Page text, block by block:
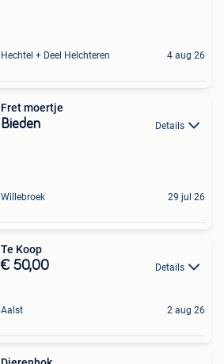
Hechtel + Deel Helchteren 4 aug 26
Fret moertje
Bieden Details
Willebroek 29 jul 26
Te Koop
€ 50,00 Details
Aalst 2 aug 26